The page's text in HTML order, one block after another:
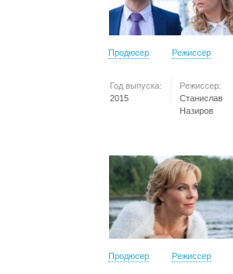
Продюсер Режиссер
Год выпуска:
2015
Режиссер:
Станислав
Назиров
Продюсер Режиссер